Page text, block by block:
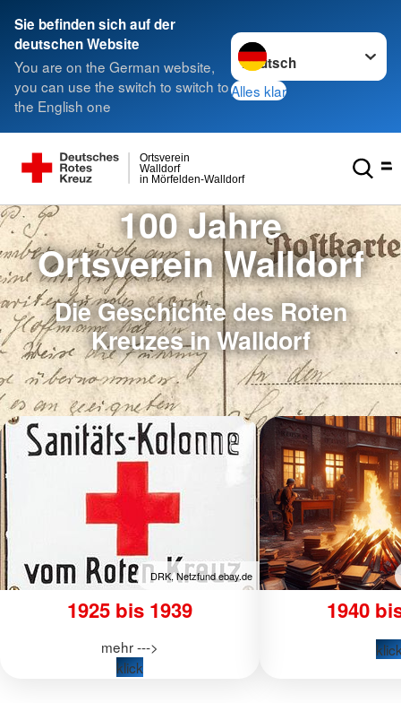
Sie befinden sich auf der
deutschen Website
You are on the German website,
you can use the switch to switch to
the English one
Sprache wechseln zu
Alles klar
in Mörfelden-Walldorf
Walldorf
Ortsverein
100 Jahre
Ortsverein Walldorf
Die Geschichte des Roten
Kreuzes in Walldorf
DRK, Netzfund ebay.de
1925 bis 1939
mehr --->
klick
1940